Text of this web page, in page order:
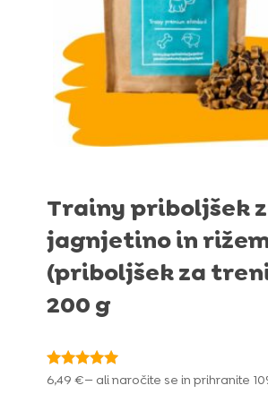
Trainy priboljšek
jagnjetino in
(priboljšek za
200 g
Ocenjeno
6,49 €— ali naročite se in prihranite